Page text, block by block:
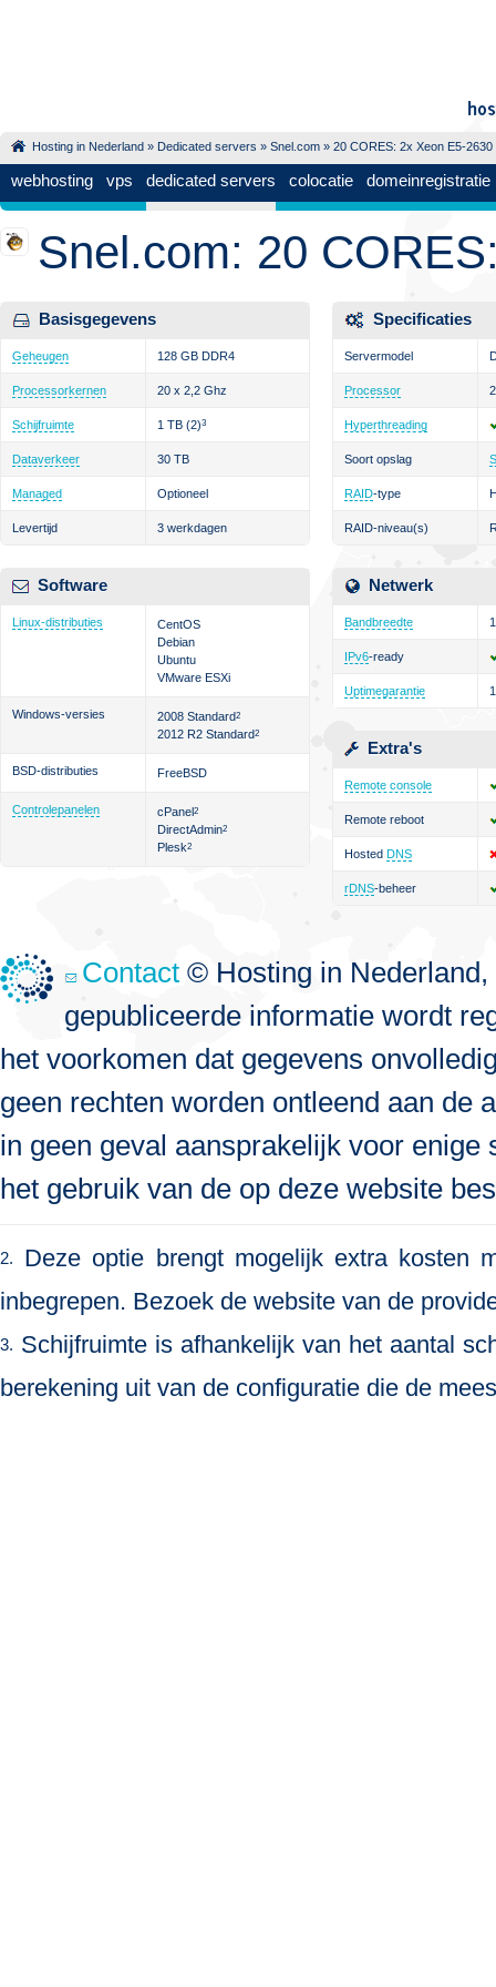
Hosting in Nederland » Dedicated servers » Snel.com » 20 CORES: 2x Xeon E5-2630
webhosting vps dedicated servers colocatie domeinregistratie
Snel.com: 20
Basisgegevens
Geheugen 128 GB DDR4
Processorkernen 20 x 2,2 Ghz
Schijfruimte 1 TB (2)3
Dataverkeer 30 TB
Managed Optioneel
Levertijd 3 werkdagen
Software
Linux-distributies
CentOS
Debian
Ubuntu
VMware ESXi
Windows-versies 2008 Standard2
2012 R2 Standard2
BSD-distributies FreeBSD
Controlepanelen cPanel2
DirectAdmin2
Plesk2
Specificaties
Servermodel
Processor
Hyperthreading
Soort opslag
RAID-type
RAID-niveau(s)
Netwerk
Bandbreedte
IPv6-ready
Uptimegarantie
Extra's
Remote console
Remote reboot
Hosted DNS
rDNS-beheer
Contact © Hosting in
gepubliceerde informatie wordt
het voorkomen dat gegevens
geen rechten worden ontleend aan de
in geen geval aansprakelijk voor
het gebruik van de op deze website
2.
Deze optie brengt mogelijk extra kosten
inbegrepen. Bezoek de website van de
3. Schijfruimte is afhankelijk van het aantal
berekening uit van de configuratie die de